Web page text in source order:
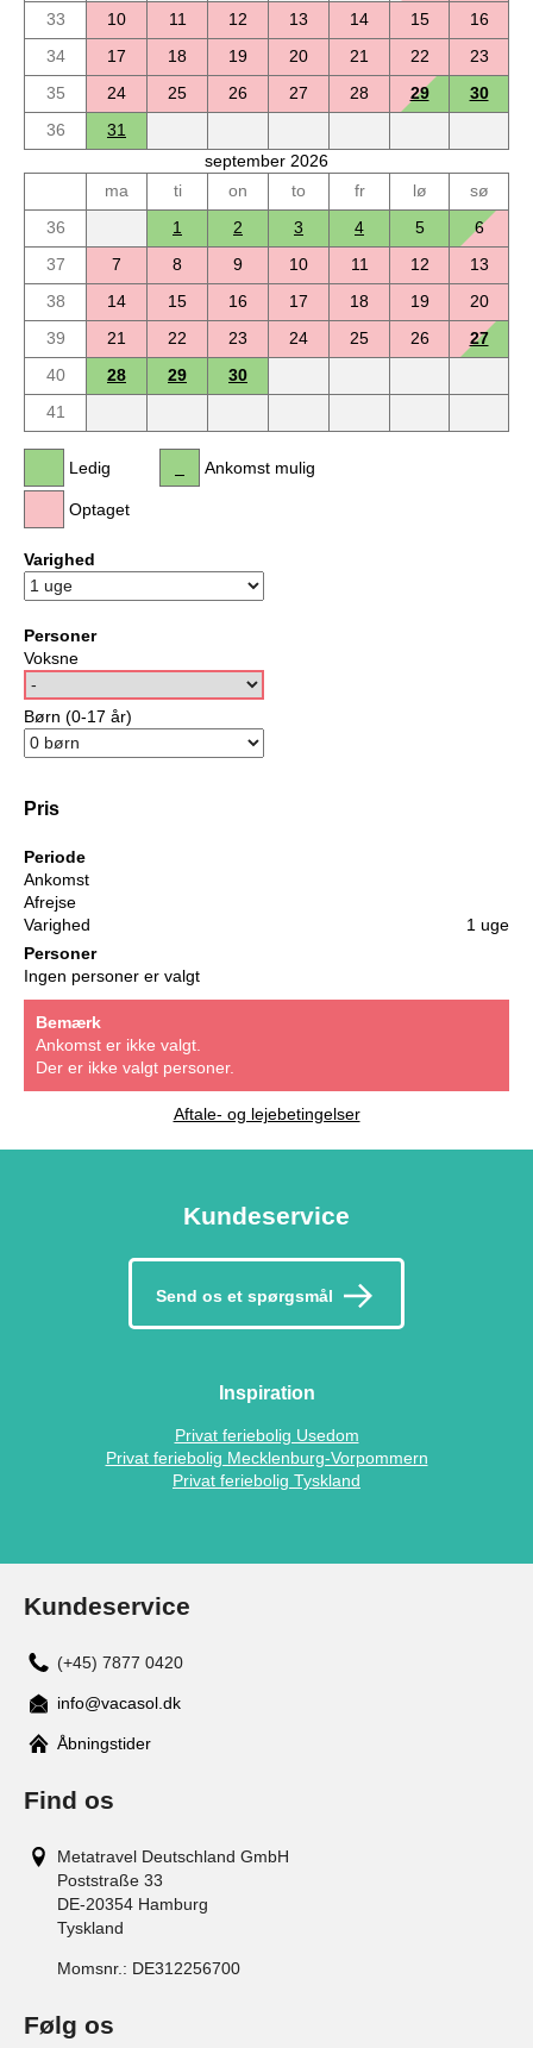
33
10 11 12 13 14 15
16
34
17 18 19 20 21 22
23
35
24 25 26 27 28 29
30
36
31
september 2026
ma
ti on to fr lø
sø
36
1 2 3 4 5
6
37
7 8 9 10 11 12
13
38
14 15 16 17 18 19
20
39
21 22 23 24 25 26
27
40
28 29
30
41
Ledig
Optaget
Ankomst mulig
Varighed
Personer
Voksne
Børn (0-17 år)
Pris
Periode
Ankomst
Afrejse
Varighed
1 uge
Personer
Ingen personer er valgt
Bemærk
Ankomst er ikke valgt.
Der er ikke valgt personer.
Aftale- og lejebetingelser
Kundeservice
Send os et spørgsmål
Inspiration
Privat feriebolig Usedom
Privat feriebolig Mecklenburg-Vorpommern
Privat feriebolig Tyskland
Kundeservice
(+45) 7877 0420
info@vacasol.dk
Åbningstider
Find os
Metatravel Deutschland GmbH
Poststraße 33
DE-20354 Hamburg
Tyskland
Momsnr.: DE312256700
Følg os